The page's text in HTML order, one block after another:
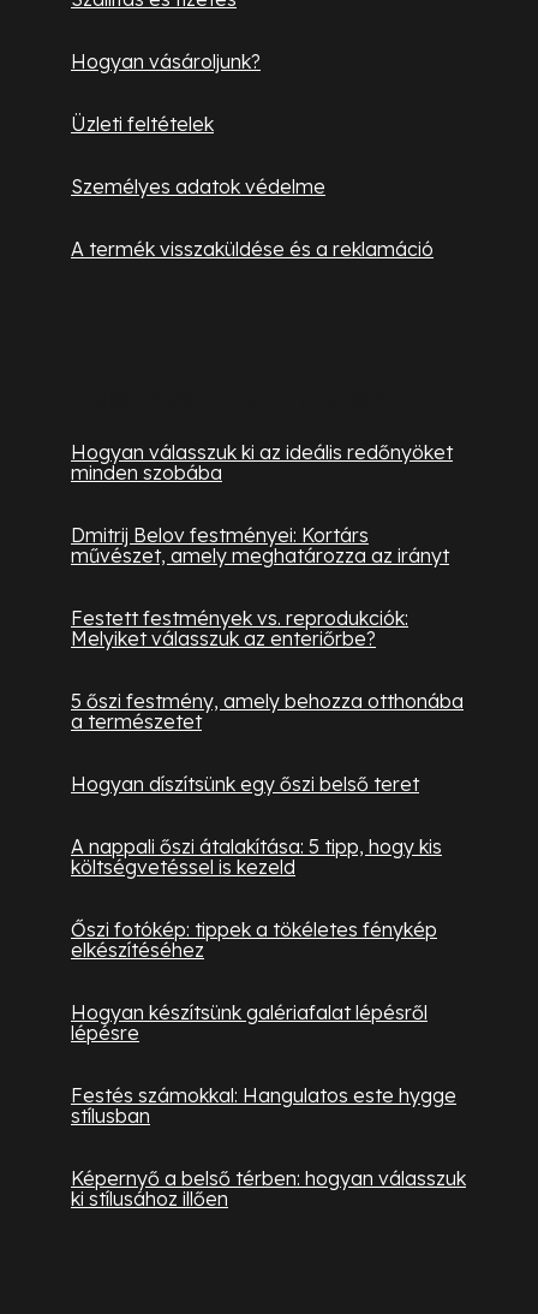
Hogyan vásároljunk?
Üzleti feltételek
Személyes adatok védelme
A termék visszaküldése és a reklamáció
Hogyan válasszuk ki az ideális redőnyöket
minden szobába
Dmitrij Belov festményei: Kortárs
művészet, amely meghatározza az irányt
Festett festmények vs. reprodukciók:
Melyiket válasszuk az enteriőrbe?
5 őszi festmény, amely behozza otthonába
a természetet
Hogyan díszítsünk egy őszi belső teret
A nappali őszi átalakítása: 5 tipp, hogy kis
költségvetéssel is kezeld
Őszi fotókép: tippek a tökéletes fénykép
elkészítéséhez
Hogyan készítsünk galériafalat lépésről
lépésre
Festés számokkal: Hangulatos este hygge
stílusban
Képernyő a belső térben: hogyan válasszuk
ki stílusához illően